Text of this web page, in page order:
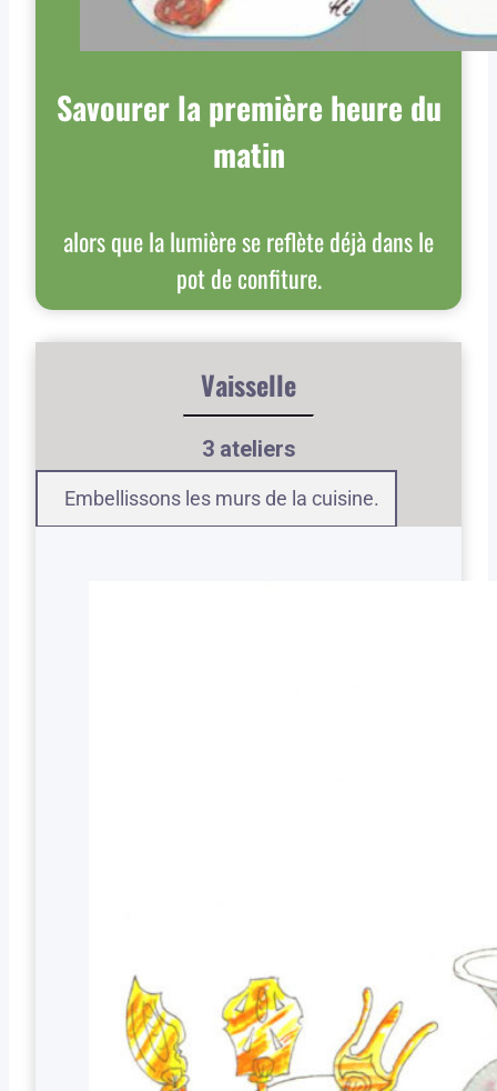
Savourer la première heure du
matin
alors que la lumière se reflète déjà dans le
pot de confiture.
Vaisselle
3 ateliers
Embellissons les murs de la cuisine.